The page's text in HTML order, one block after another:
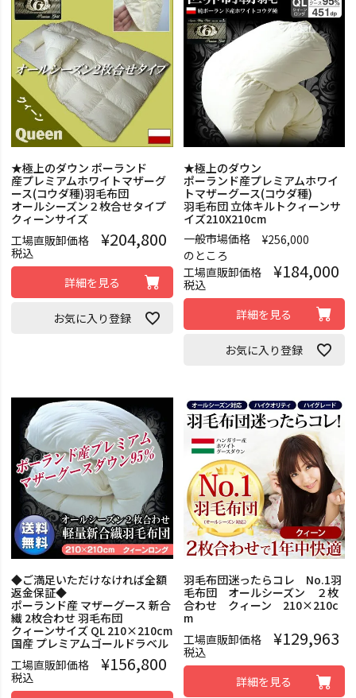
★極上のダウン ポーランド
産プレミアムホワイトマザーグ
ース(コウダ種)羽毛布団
オールシーズン２枚合せタイプ
クィーンサイズ
工場直販卸価格
¥204,800
税込
詳細を見る
お気に入り登録
★極上のダウン
ポーランド産プレミアムホワイ
トマザーグース(コウダ種)
羽毛布団 立体キルトクィーンサ
イズ210X210cm
一般市場価格
¥256,000
のところ
工場直販卸価格
¥184,000
税込
詳細を見る
お気に入り登録
◆ご満足いただけなければ全額
返金保証◆
ポーランド産 マザーグース 新合
繊 2枚合わせ 羽毛布団
クィーンサイズ QL 210×210cm
国産 プレミアムゴールドラベル
工場直販卸価格
¥156,800
税込
羽毛布団迷ったらコレ No.1羽
毛布団 オールシーズン ２枚
合わせ クィーン 210×210c
m
工場直販卸価格
¥129,963
税込
詳細を見る